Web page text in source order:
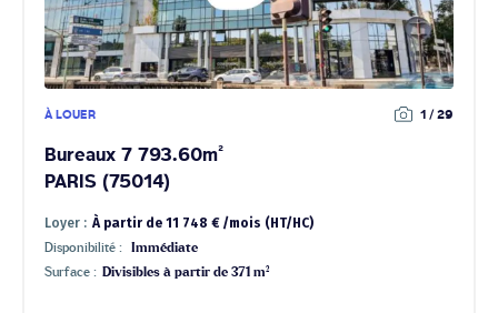
À LOUER 1 / 29
Bureaux 7 793.60m²
PARIS (75014)
Loyer : À partir de 11 748 € /mois (HT/HC)
Disponibilité :
Immédiate
Surface : Divisibles à partir de 371 m²